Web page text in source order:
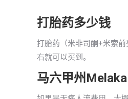
打胎药多少钱
打胎药（米非司酮+米索
右就可以买到。
马六甲州